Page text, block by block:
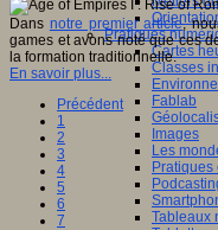
Pratiques
Cartes
Classes
Fablab
Images
Les
Tableaux
Dans notre premier article,
games et avons noté que ces
la formation traditionnelle.
En savoir plus...
Précédent
1
2
3
4
5
6
7